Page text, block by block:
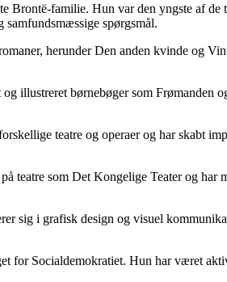
Brontë-familie. Hun var den yngste af
spørgsmål.
herunder Den anden kvinde og
illustreret børnebøger som
teatre og operaer og har skabt
teatre som Det Kongelige Teater og
sig i grafisk design og visuel
for Socialdemokratiet. Hun har været